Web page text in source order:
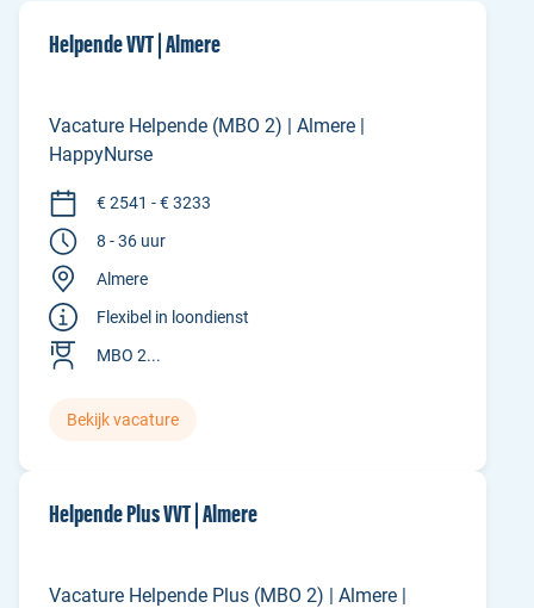
Helpende VVT | Almere
Vacature Helpende (MBO 2) | Almere |
HappyNurse
€ 2541 - € 3233
8 - 36 uur
Almere
Flexibel in loondienst
MBO 2...
Bekijk vacature
Helpende Plus VVT | Almere
Vacature Helpende Plus (MBO 2) | Almere |